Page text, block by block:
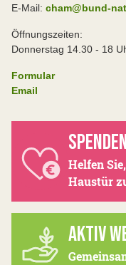
E-Mail: cham@bund-
Öffnungszeiten:
Donnerstag 14.30 - 18
Formular
Email
Helfen
Haustür
AKTIV